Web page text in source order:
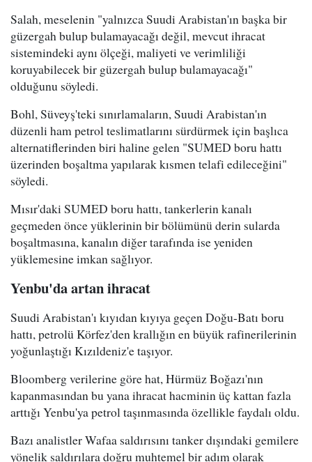
Salah, meselenin "yalnızca Suudi Arabistan'ın başka bir
güzergah bulup bulamayacağı değil, mevcut ihracat
sistemindeki aynı ölçeği, maliyeti ve verimliliği
koruyabilecek bir güzergah bulup bulamayacağı"
olduğunu söyledi.
Bohl, Süveyş'teki sınırlamaların, Suudi Arabistan'ın
düzenli ham petrol teslimatlarını sürdürmek için başlıca
alternatiflerinden biri haline gelen "SUMED boru hattı
üzerinden boşaltma yapılarak kısmen telafi edileceğini"
söyledi.
Mısır'daki SUMED boru hattı, tankerlerin kanalı
geçmeden önce yüklerinin bir bölümünü derin sularda
boşaltmasına, kanalın diğer tarafında ise yeniden
yüklemesine imkan sağlıyor.
Yenbu'da artan ihracat
Suudi Arabistan'ı kıyıdan kıyıya geçen Doğu-Batı boru
hattı, petrolü Körfez'den krallığın en büyük rafinerilerinin
yoğunlaştığı Kızıldeniz'e taşıyor.
Bloomberg verilerine göre hat, Hürmüz Boğazı'nın
kapanmasından bu yana ihracat hacminin üç kattan fazla
arttığı Yenbu'ya petrol taşınmasında özellikle faydalı oldu.
Bazı analistler Wafaa saldırısını tanker dışındaki gemilere
yönelik saldırılara doğru muhtemel bir adım olarak